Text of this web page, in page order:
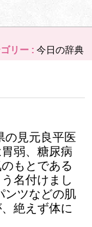
リー : 今日の辞典
の見元良平医
弱、糖尿病
もとである
名付けまし
ンツなどの肌
絶えず体に